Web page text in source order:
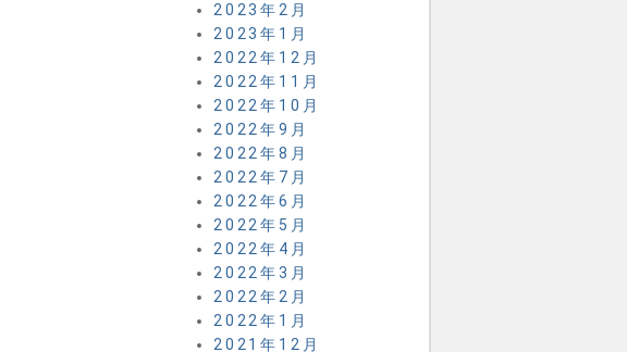
2023年2月
2023年1月
2022年12月
2022年11月
2022年10月
2022年9月
2022年8月
2022年7月
2022年6月
2022年5月
2022年4月
2022年3月
2022年2月
2022年1月
2021年12月